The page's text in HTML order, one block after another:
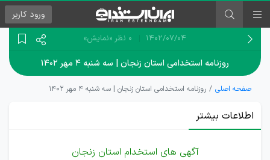
ورود کاربر
۱۴۰۲/۰۷/۰۴ 0 نظر «نمایش»
روزنامه استخدامی استان زنجان | سه شنبه ۴ مهر ۱۴۰۲
صفحه اصلی روزنامه استخدامی استان زنجان | سه شنبه ۴ مهر ۱۴۰۲
اطلاعات بیشتر
آگهی های استخدام استان زنجان